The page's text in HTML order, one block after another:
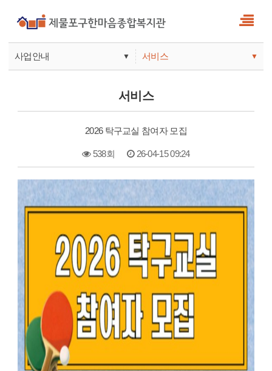
사업안내 ▼
기관안내
서비스 ▼
서비스
참여
서비스
2026 탁구교실 참여자 모집
538회 26-04-15 09:24
본문